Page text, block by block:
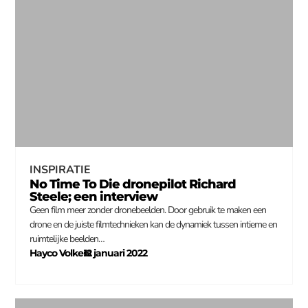
INSPIRATIE
No Time To Die dronepilot Richard
Steele; een interview
Geen film meer zonder dronebeelden. Door gebruik te maken een
drone en de juiste filmtechnieken kan de dynamiek tussen intieme en
ruimtelijke beelden…
Hayco Volkers
–
12 januari 2022